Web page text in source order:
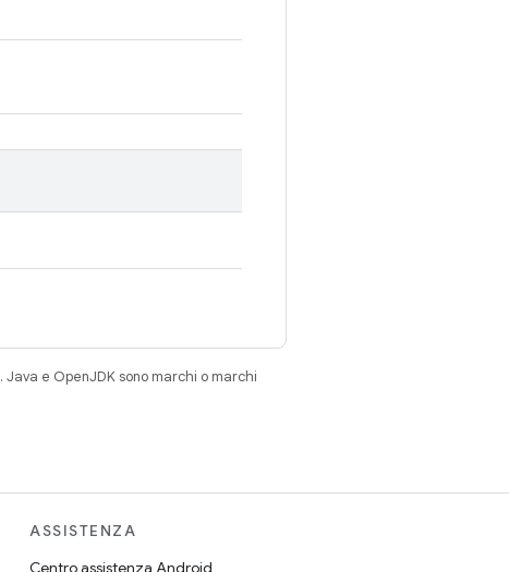
. Java e OpenJDK sono marchi o marchi
ASSISTENZA
Centro assistenza Android